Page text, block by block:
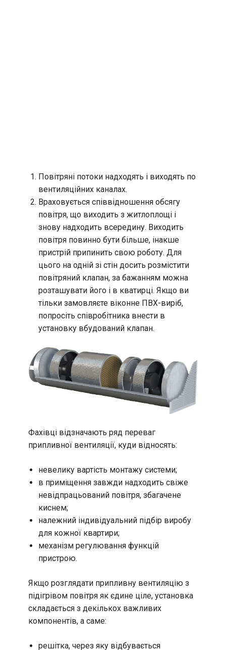
Повітряні потоки надходять і виходять по
вентиляційних каналах.
Враховується співвідношення обсягу
повітря, що виходить з житлоплощі і
знову надходить всередину. Виходить
повітря повинно бути більше, інакше
пристрій припинить свою роботу. Для
цього на одній зі стін досить розмістити
повітряний клапан, за бажанням можна
розташувати його і в кватирці. Якщо ви
тільки замовляєте віконне ПВХ-виріб,
попросіть співробітника внести в
установку вбудований клапан.
Фахівці відзначають ряд переваг
припливної вентиляції, куди відносять:
невелику вартість монтажу системи;
в приміщення завжди надходить свіже
невідпрацьований повітря, збагачене
киснем;
належний індивідуальний підбір виробу
для кожної квартири;
механізм регулювання функцій
пристрою.
Якщо розглядати припливну вентиляцію з
підігрівом повітря як єдине ціле, установка
складається з декількох важливих
компонентів, а саме:
решітка, через яку відбувається